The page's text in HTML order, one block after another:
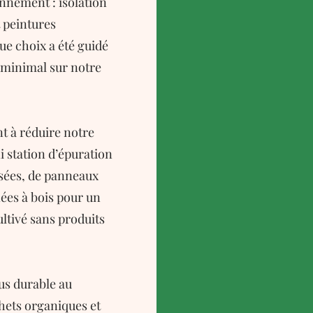
choix a été guidé
sur notre
à réduire notre
station d’épuration
de panneaux
à bois pour un
sans produits
durable au
organiques et